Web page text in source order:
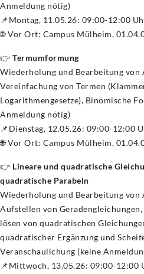
Anmeldung nötig)
📌Montag, 11.05.26: 09:00-12:00
🌐 Vor Ort: Campus Mülheim,
👉 Termumformung
Wiederholung und Bearbeitung von
Vereinfachung von Termen
Logarithmengesetze), Binomische
Anmeldung nötig)
📌Dienstag, 12.05.26: 09:00-12:00
🌐 Vor Ort: Campus Mülheim,
👉 Lineare und quadratische
quadratische Parabeln
Wiederholung und Bearbeitung von
Aufstellen von
lösen von quadratischen
quadratischer Ergänzung und
Veranschaulichung (keine
📌Mittwoch, 13.05.26: 09:00-12:00